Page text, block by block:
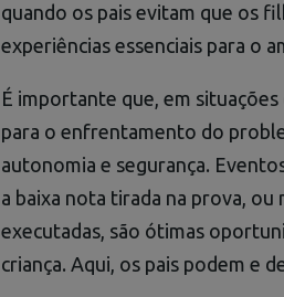
quando os pais evitam que os
experiências essenciais para o
É importante que, em
para o enfrentamento do
autonomia e segurança.
a baixa nota tirada na prova,
executadas, são ótimas
criança. Aqui, os pais podem e